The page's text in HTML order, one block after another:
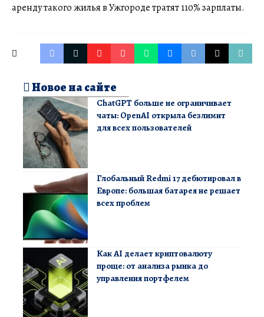
аренду такого жилья в Ужгороде тратят 110% зарплаты.
Новое на сайте
ChatGPT больше не ограничивает
чаты: OpenAI открыла безлимит
для всех пользователей
Глобальный Redmi 17 дебютировал в
Европе: большая батарея не решает
всех проблем
Как AI делает криптовалюту
проще: от анализа рынка до
управления портфелем